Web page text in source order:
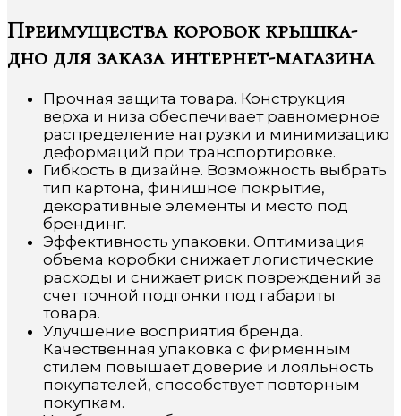
Преимущества коробок крышка-
дно для заказа интернет-магазина
Прочная защита товара. Конструкция
верха и низа обеспечивает равномерное
распределение нагрузки и минимизацию
деформаций при транспортировке.
Гибкость в дизайне. Возможность выбрать
тип картона, финишное покрытие,
декоративные элементы и место под
брендинг.
Эффективность упаковки. Оптимизация
объема коробки снижает логистические
расходы и снижает риск повреждений за
счет точной подгонки под габариты
товара.
Улучшение восприятия бренда.
Качественная упаковка с фирменным
стилем повышает доверие и лояльность
покупателей, способствует повторным
покупкам.